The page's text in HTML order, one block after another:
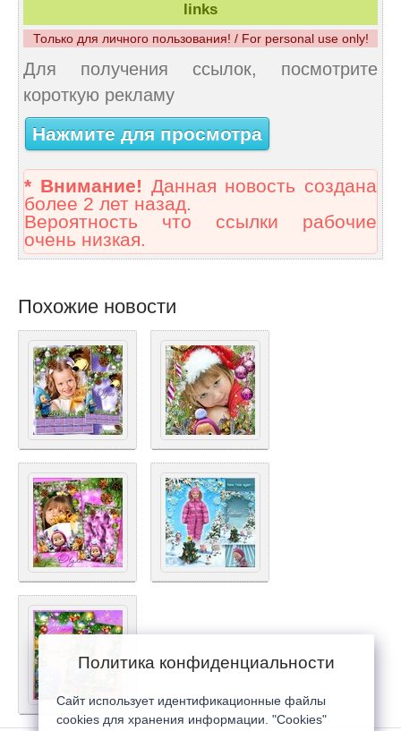
links
Только для личного пользования! / For personal use only!
Для получения ссылок, посмотрите
короткую рекламу
Нажмите для просмотра
* Внимание! Данная новость создана
более 2 лет назад.
Вероятность что ссылки рабочие
очень низкая.
Похожие новости
Политика конфиденциальности
Сайт использует идентификационные файлы
cookies для хранения информации. "Cookies"